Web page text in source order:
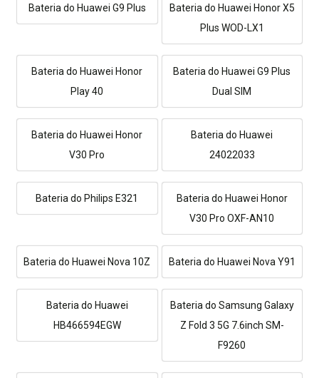
Bateria do Huawei G9 Plus
Bateria do Huawei Honor X5
Plus WOD-LX1
Bateria do Huawei Honor
Play 40
Bateria do Huawei G9 Plus
Dual SIM
Bateria do Huawei Honor
V30 Pro
Bateria do Huawei
24022033
Bateria do Philips E321
Bateria do Huawei Honor
V30 Pro OXF-AN10
Bateria do Huawei Nova 10Z Bateria do Huawei Nova Y91
Bateria do Huawei
HB466594EGW
Bateria do Samsung Galaxy
Z Fold 3 5G 7.6inch SM-
F9260